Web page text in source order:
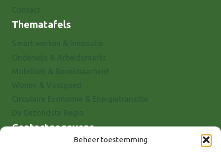
Beheer toestemming
Thematafels
Contactgegevens